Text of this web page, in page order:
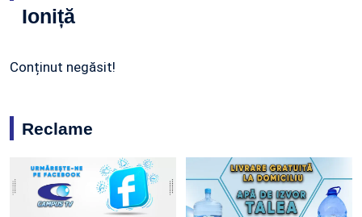
Ioniță
Conținut negăsit!
Reclame